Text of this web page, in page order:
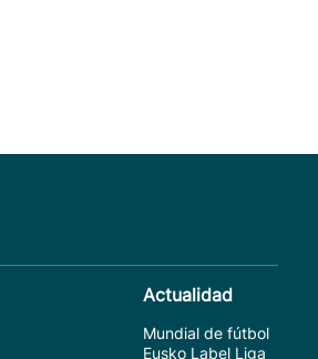
Actualidad
Mundial de fútbol
Eusko Label Liga